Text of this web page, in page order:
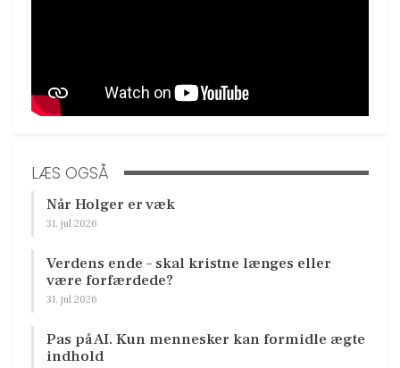
LÆS OGSÅ
Når Holger er væk
31. jul 2026
Verdens ende – skal kristne længes eller
være forfærdede?
31. jul 2026
Pas på AI. Kun mennesker kan formidle ægte
indhold